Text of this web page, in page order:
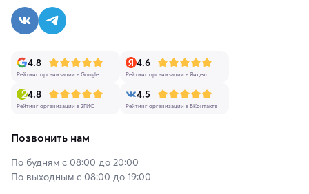
4.8
Рейтинг организации в Google
4.6
Рейтинг организации в Яндекс
4.8
Рейтинг организации в 2ГИС
4.5
Рейтинг организации в ВКонтакте
Позвонить нам
По будням с 08:00 до 20:00
По выходным с 08:00 до 19:00